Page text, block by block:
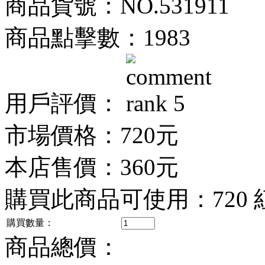
商品貨號：NO.531911
商品點擊數：1983
用戶評價：
市場價格： 720元
本店售價： 360元
購買此商品可使用： 720
購買數量：
商品總價：